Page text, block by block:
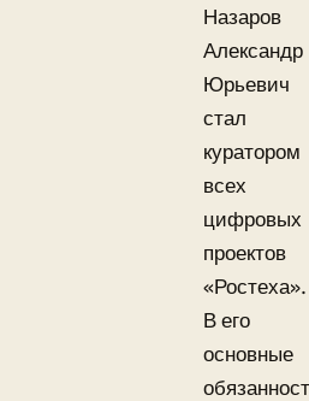
Назаров
Александр
Юрьевич
стал
куратором
всех
цифровых
проектов
«Ростеха».
В его
основные